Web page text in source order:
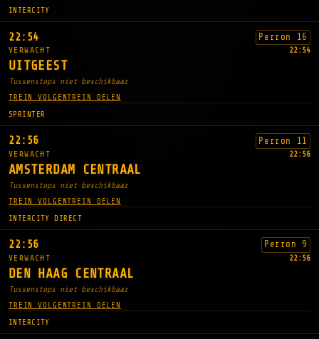
INTERCITY
22:54 Perron 16
VERWACHT 22:54
UITGEEST
Tussenstops niet beschikbaar
TREIN VOLGENTREIN DELEN
SPRINTER
22:56 Perron 11
VERWACHT 22:56
AMSTERDAM CENTRAAL
Tussenstops niet beschikbaar
TREIN VOLGENTREIN DELEN
INTERCITY DIRECT
22:56 Perron 9
VERWACHT 22:56
DEN HAAG CENTRAAL
Tussenstops niet beschikbaar
TREIN VOLGENTREIN DELEN
INTERCITY